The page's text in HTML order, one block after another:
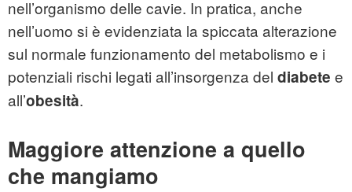
nell’organismo delle cavie. In pratica, anche
nell’uomo si è evidenziata la spiccata alterazione
sul normale funzionamento del metabolismo e i
potenziali rischi legati all’insorgenza del diabete e
all’obesità.
Maggiore attenzione a quello
che mangiamo